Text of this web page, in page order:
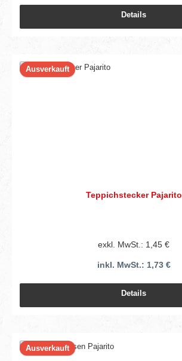
Details
Ausverkauft
Teppichstecker Pajarito
exkl. MwSt.: 1,45 €
inkl. MwSt.: 1,73 €
Details
Ausverkauft